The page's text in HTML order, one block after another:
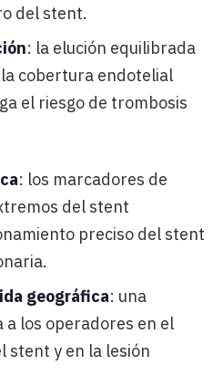
del stent.
: la elución equilibrada
cobertura endotelial
el riesgo de trombosis
: los marcadores de
del stent
preciso del stent
geográfica: una
los operadores en el
stent y en la lesión